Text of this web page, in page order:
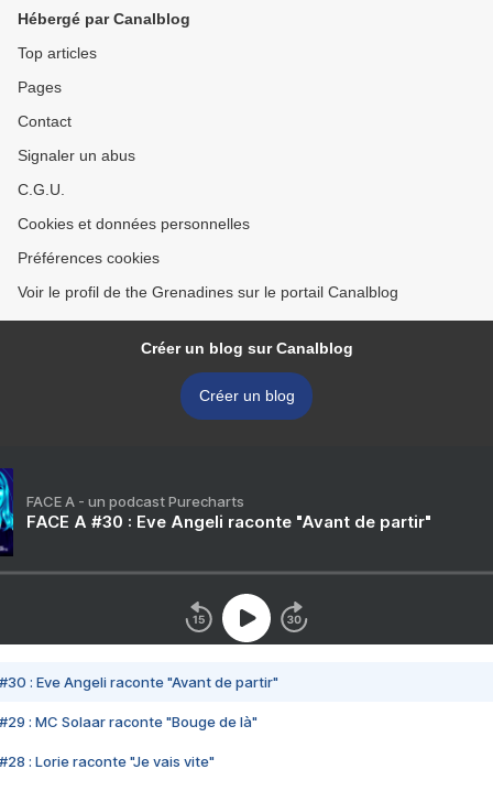
Hébergé par Canalblog
Top articles
Pages
Contact
Signaler un abus
C.G.U.
Cookies et données personnelles
Préférences cookies
Voir le profil de the Grenadines sur le portail Canalblog
Créer un blog sur Canalblog
Créer un blog
FACE A - un podcast Purecharts
FACE A #30 : Eve Angeli raconte "Avant de partir"
#30 : Eve Angeli raconte "Avant de partir"
#29 : MC Solaar raconte "Bouge de là"
#28 : Lorie raconte "Je vais vite"